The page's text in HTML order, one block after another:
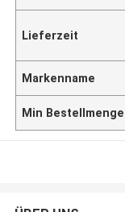
Lieferzeit
Markenname
Min Bestellmenge